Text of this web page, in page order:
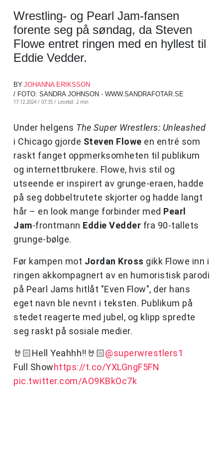
Wrestling- og Pearl Jam-fansen
forente seg på søndag, da Steven
Flowe entret ringen med en hyllest til
Eddie Vedder.
BY JOHANNA ERIKSSON
/ FOTO: SANDRA JOHNSON - WWW.SANDRAFOTAR.SE
17.12.2024 / 07:35 / Lesetid: 2 min
Under helgens The Super Wrestlers: Unleashed
i Chicago gjorde Steven Flowe en entré som
raskt fanget oppmerksomheten til publikum
og internettbrukere. Flowe, hvis stil og
utseende er inspirert av grunge-eraen, hadde
på seg dobbeltrutete skjorter og hadde langt
hår – en look mange forbinder med Pearl
Jam-frontmann Eddie Vedder fra 90-tallets
grunge-bølge.
Før kampen mot Jordan Kross gikk Flowe inn i
ringen akkompagnert av en humoristisk parodi
på Pearl Jams hitlåt "Even Flow", der hans
eget navn ble nevnt i teksten. Publikum på
stedet reagerte med jubel, og klipp spredte
seg raskt på sosiale medier.
🤘🏻Hell Yeahhh‼️🤘🏻@superwrestlers1
Full Showhttps://t.co/YXLGngF5FN
pic.twitter.com/AO9KBkOc7k